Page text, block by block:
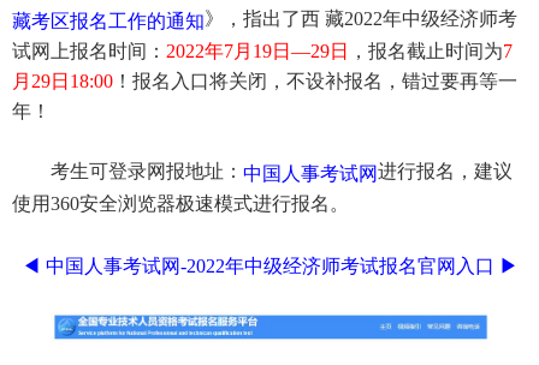
藏考区报名工作的通知》，指出了西 藏2022年中级经济师考
试网上报名时间： 2022年7月19日—29日 ，报名截止时间为7
月29日18:00 ！报名入口将关闭，不设补报名，错过要再等一
年！
考生可登录网报地址： 中国人事考试网进行报名，建议
使用360安全浏览器极速模式进行报名。
◀ 中国人事考试网-2022年中级经济师考试报名官网入口 ▶